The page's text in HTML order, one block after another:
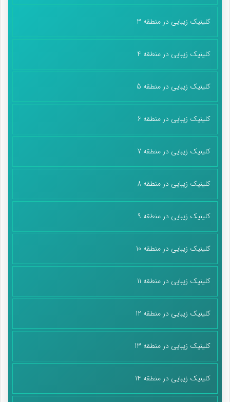
کلینیک زیبایی در منطقه 3
کلینیک زیبایی در منطقه 4
کلینیک زیبایی در منطقه 5
کلینیک زیبایی در منطقه 6
کلینیک زیبایی در منطقه 7
کلینیک زیبایی در منطقه 8
کلینیک زیبایی در منطقه 9
کلینیک زیبایی در منطقه 10
کلینیک زیبایی در منطقه 11
کلینیک زیبایی در منطقه 12
کلینیک زیبایی در منطقه 13
کلینیک زیبایی در منطقه 14